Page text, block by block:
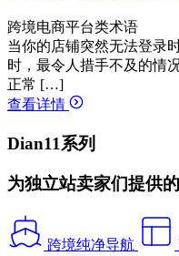
跨境电商平台类术语
当你的店铺突然无法登录
时，最令人措手不及的情
正常 […]
查看详情
Dian11系列
为独立站卖家们提供
跨境纯净导航